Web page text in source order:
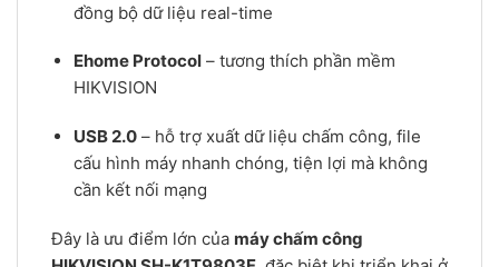
đồng bộ dữ liệu real-time
Ehome Protocol– tương thích phần mềm
HIKVISION
USB 2.0– hỗ trợ xuất dữ liệu chấm công, file
cấu hình máy nhanh chóng, tiện lợi mà không
cần kết nối mạng
Đây là ưu điểm lớn của máy chấm công